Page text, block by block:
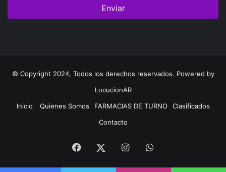
© Copyright 2024, Todos los derechos reservados. Powered by
LocucionAR
Inicio
Quienes Somos FARMACIAS DE TURNO
Clasificados
Contacto
Facebook
TwitterInstagramWhatsapp